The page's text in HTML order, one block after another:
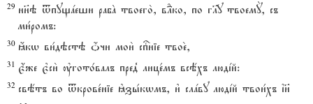
29 нн7э tпущaеши рабA твоего2, вLко, по гlу твоемY, съ
ми1ромъ:
30 ћкw ви1дэстэ џчи мои2 спcніе твое2,
31 є4же є3си2 ўгото1валъ пред8 лице1мъ всёхъ людjй:
32 свётъ во tкрове1ніе kзы1кwмъ, и3 слaву людjй твои1хъ ї}